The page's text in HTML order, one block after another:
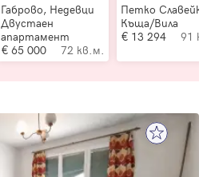
Габрово, Недевци
Двустаен
апартамент
65 000
72 кв.м.
Петко
Къща/Вила
13 294
91